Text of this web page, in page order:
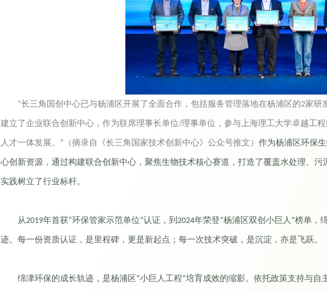
“长三角国创中心已与杨浦区开展了全面合作，包括服务管理落地在杨浦区的2家研
建立了企业联合创新中心，作为联席理事长单位/理事单位，参与上海理工大学卓越工
人才一体发展。 ” （摘录自《长三角国家技术创新中心》公众号推文）作为杨浦区环保
心创新资源，通过构建联合创新中心，聚焦生物技术核心赛道，打造了覆盖水处理、
实践树立了行业标杆。
从2019年首获“环保管家示范单位”认证，到 2024年荣登“杨浦区双创小巨人 ”榜单，
迹。每一份资质认证，是里程碑，更是新起点；每一次技术突破，是沉淀，亦是飞跃。
绵津环保的成长轨迹，是杨浦区“小巨人工程”培育成效的缩影。依托政策支持与自